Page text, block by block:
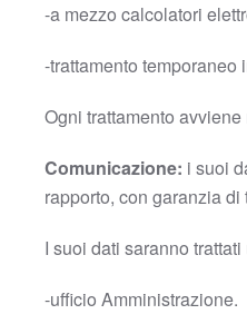
-a mezzo calcolatori
-trattamento temporaneo
Ogni trattamento
Comunicazione: i suoi
rapporto, con garanzia
I suoi dati saranno
-ufficio Amministrazione.